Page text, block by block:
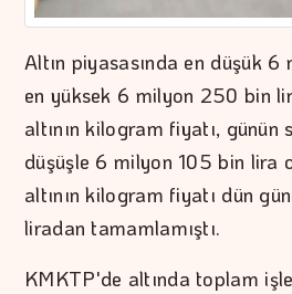
Altın piyasasında en düşük
en yüksek 6 milyon 250 bin
altının kilogram fiyatı, günün
düşüşle 6 milyon 105 bin lira
altının kilogram fiyatı dün
liradan tamamlamıştı.
KMKTP'de altında toplam